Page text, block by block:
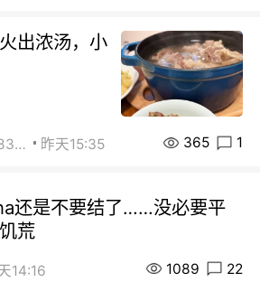
出浓汤，小
街友472838572 昨天15:35 365 1
还是不要结了……没必要平
荒
14:16 1089 22